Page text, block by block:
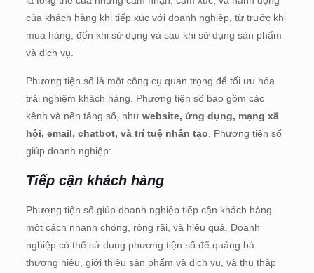
của khách hàng khi tiếp xúc với doanh nghiệp, từ trước khi
mua hàng, đến khi sử dụng và sau khi sử dụng sản phẩm
và dịch vụ.
Phương tiện số là một công cụ quan trọng để tối ưu hóa
trải nghiệm khách hàng. Phương tiện số bao gồm các
kênh và nền tảng số, như website, ứng dụng, mạng xã
hội, email, chatbot, và trí tuệ nhân tạo. Phương tiện số
giúp doanh nghiệp:
Tiếp cận khách hàng
Phương tiện số giúp doanh nghiệp tiếp cận khách hàng
một cách nhanh chóng, rộng rãi, và hiệu quả. Doanh
nghiệp có thể sử dụng phương tiện số để quảng bá
thương hiệu, giới thiệu sản phẩm và dịch vụ, và thu thập